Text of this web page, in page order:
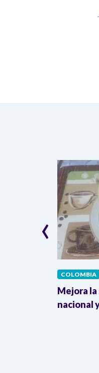
COLOMBIA
Mejora
nacional
‹